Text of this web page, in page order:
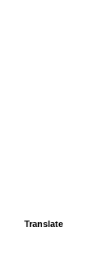
Translate